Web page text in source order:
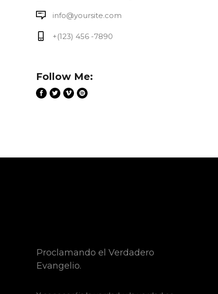
info@yoursite.com
+(123) 456 -7890
Follow Me:
Proclamando el Verdadero
Evangelio.